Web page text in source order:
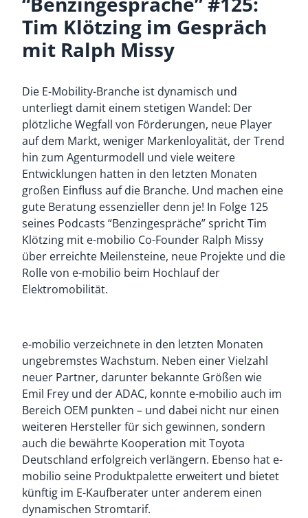
Tim Klötzing im Gespräch
mit Ralph Missy
Die E-Mobility-Branche ist dynamisch und
unterliegt damit einem stetigen Wandel: Der
plötzliche Wegfall von Förderungen, neue Player
auf dem Markt, weniger Markenloyalität, der Trend
hin zum Agenturmodell und viele weitere
Entwicklungen hatten in den letzten Monaten
großen Einfluss auf die Branche. Und machen eine
gute Beratung essenzieller denn je! In Folge 125
seines Podcasts “Benzingespräche” spricht Tim
Klötzing mit e-mobilio Co-Founder Ralph Missy
über erreichte Meilensteine, neue Projekte und die
Rolle von e-mobilio beim Hochlauf der
Elektromobilität.
e-mobilio verzeichnete in den letzten Monaten
ungebremstes Wachstum. Neben einer Vielzahl
neuer Partner, darunter bekannte Größen wie
Emil Frey und der ADAC, konnte e-mobilio auch im
Bereich OEM punkten – und dabei nicht nur einen
weiteren Hersteller für sich gewinnen, sondern
auch die bewährte Kooperation mit Toyota
Deutschland erfolgreich verlängern. Ebenso hat e-
mobilio seine Produktpalette erweitert und bietet
künftig im E-Kaufberater unter anderem einen
dynamischen Stromtarif.